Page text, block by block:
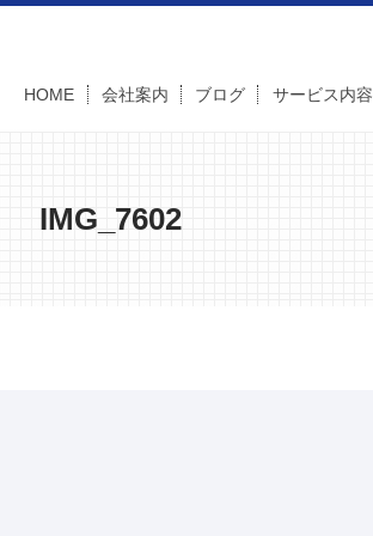
HOME 会社案内 ブログ サービス内容
IMG_7602